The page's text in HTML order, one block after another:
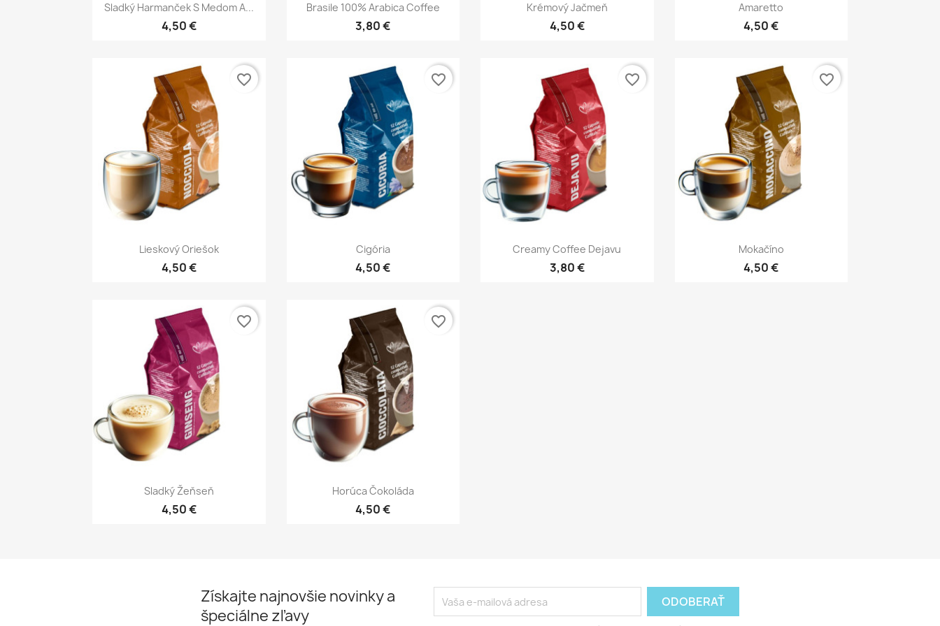
Rýchly náhľad
Sladký Harmanček S Medom A...
4,50 €
Rýchly náhľad
Brasile 100% Arabica Coffee
3,80 €
Rýchly náhľad
Krémový Jačmeň
4,50 €
Rýchly náhľad
Amaretto
4,50 €
Rýchly náhľad
Lieskový Oriešok
4,50 €
favorite_border
Rýchly náhľad
Cigória
4,50 €
favorite_border
Rýchly náhľad
Creamy Coffee Dejavu
3,80 €
favorite_border
Rýchly náhľad
Mokačíno
4,50 €
favorite_border
Rýchly náhľad
Sladký Žeňseň
4,50 €
favorite_border
Rýchly náhľad
Horúca Čokoláda
4,50 €
favorite_border
Získajte najnovšie novinky a
špeciálne zľavy